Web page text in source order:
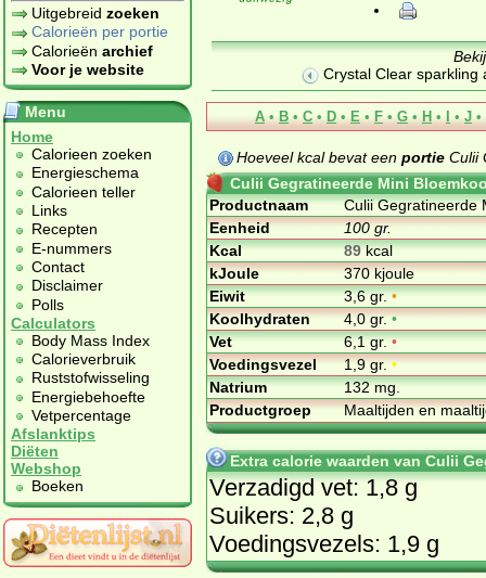
Uitgebreid zoeken
Calorieën per portie
Calorieën archief
Voor je website
Menu
Home
Calorieen zoeken
Energieschema
Calorieen teller
Links
Recepten
E-nummers
Contact
Disclaimer
Polls
Calculators
Body Mass Index
Calorieverbruik
Ruststofwisseling
Energiebehoefte
Vetpercentage
Afslanktips
Diëten
Webshop
Boeken
Crystal Clear sparkling
A • B • C • D • E • F • G • H • I • J •
Hoeveel kcal bevat een portie Culii
Culii Gegratineerde Mini
Productnaam
Culii Gegratineerde
Eenheid
100 gr.
Kcal
89kcal
kJoule
370 kjoule
Eiwit
3,6 gr.•
Koolhydraten
4,0 gr.•
Vet
6,1 gr.•
Voedingsvezel
1,9 gr.•
Natrium
132 mg.
Productgroep
Maaltijden en
Extra calorie waarden van Culii
Verzadigd vet: 1,8 g
Suikers: 2,8 g
Voedingsvezels: 1,9 g